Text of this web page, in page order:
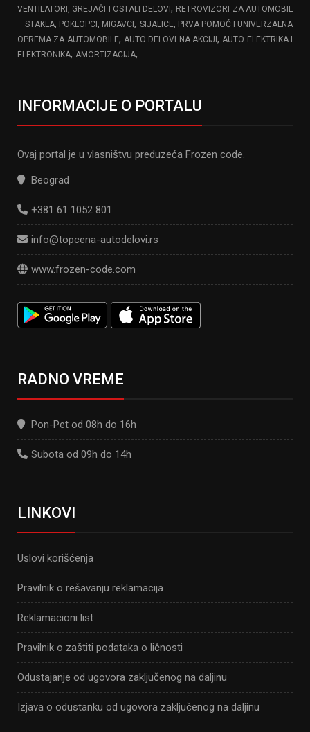
VENTILATORI, GREJAČI I OSTALI DELOVI, RETROVIZORI ZA AUTOMOBIL
– STAKLA, POKLOPCI, MIGAVCI, SIJALICE, PRVA POMOĆ I UNIVERZALNA
OPREMA ZA AUTOMOBILE,AUTO DELOVI NA AKCIJI,AUTO ELEKTRIKA I
ELEKTRONIKA, AMORTIZACIJA,
INFORMACIJE O PORTALU
Ovaj portal je u vlasništvu preduzeća Frozen code.
Beograd
+381 61 1052 801
info@topcena-autodelovi.rs
www.frozen-code.com
RADNO VREME
Pon-Pet od 08h do 16h
Subota od 09h do 14h
LINKOVI
Uslovi korišćenja
Pravilnik o rešavanju reklamacija
Reklamacioni list
Pravilnik o zaštiti podataka o ličnosti
Odustajanje od ugovora zaključenog na daljinu
Izjava o odustanku od ugovora zaključenog na daljinu